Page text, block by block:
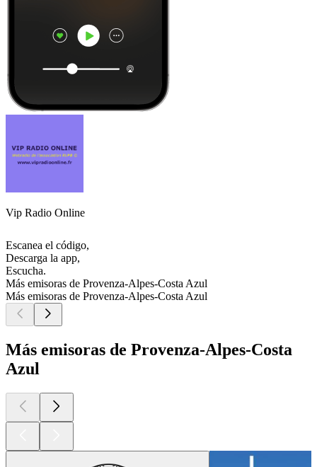
Vip Radio Online
Escanea el código,
Descarga la app,
Escucha.
Más emisoras de Provenza-Alpes-Costa Azul
Más emisoras de Provenza-Alpes-Costa Azul
Más emisoras de Provenza-Alpes-Costa
Azul